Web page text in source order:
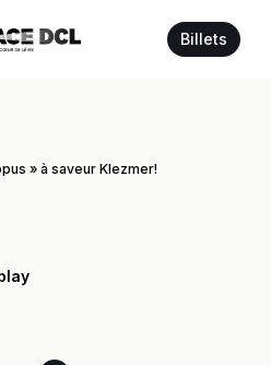
Billets
» à saveur Klezmer!